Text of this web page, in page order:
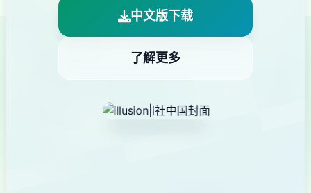
中文版下载
了解更多